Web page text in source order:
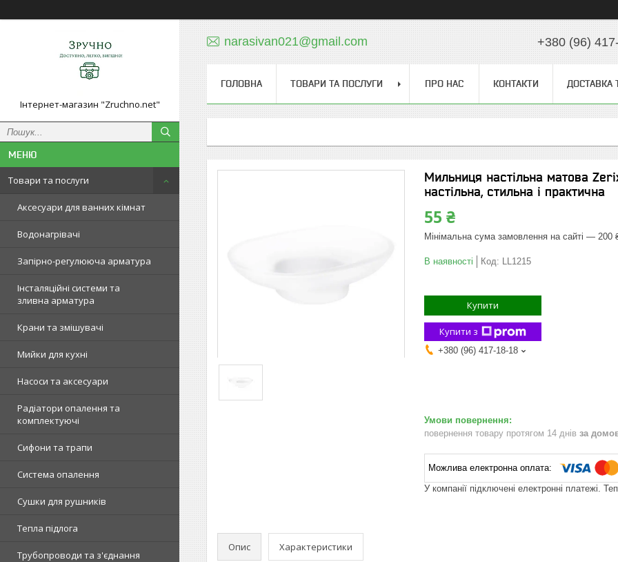
Інтернет-магазин "Zruchno.net"
Товари та послуги
Аксесуари для ванних кімнат
Водонагрівачі
Запірно-регулююча арматура
Інсталяційні системи та
зливна арматура
Крани та змішувачі
Мийки для кухні
Насоси та аксесуари
Радіатори опалення та
комплектуючі
Сифони та трапи
Система опалення
Сушки для рушників
Тепла підлога
Трубопроводи та з'єднання
narasivan021@gmail.com +380 (96)
ГОЛОВНА ТОВАРИ ТА ПОСЛУГИ ПРО НАС КОНТАКТИ ДОСТАВКА
Мильниця настільна матова
настільна, стильна і практична
55 ₴
Мінімальна сума замовлення на сайті — 200
В наявності Код: LL1215
Купити
Купити з
+380 (96) 417-18-18
повернення товару протягом 14 днів за
У компанії підключені електронні платежі.
Опис Характеристики